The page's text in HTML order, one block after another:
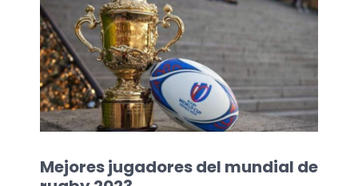
Mejores jugadores del mundial de